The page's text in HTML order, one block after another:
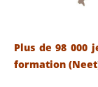
Plus de 98 000
formation